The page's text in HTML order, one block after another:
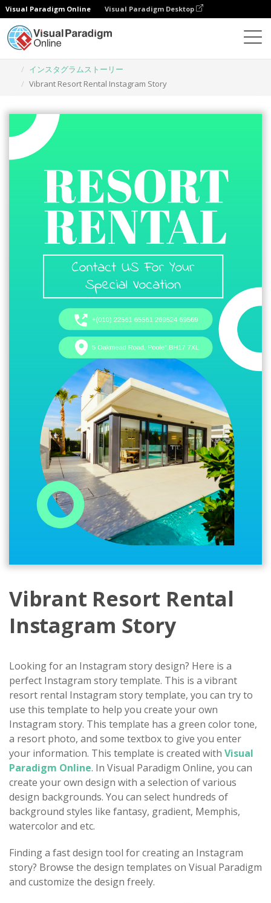
Visual Paradigm Online Visual Paradigm Desktop
インスタグラムストーリー
Vibrant Resort Rental Instagram Story
Vibrant Resort Rental
Instagram Story
Looking for an Instagram story design? Here is a
perfect Instagram story template. This is a vibrant
resort rental Instagram story template, you can try to
use this template to help you create your own
Instagram story. This template has a green color tone,
a resort photo, and some textbox to give you enter
your information. This template is created with Visual
Paradigm Online. In Visual Paradigm Online, you can
create your own design with a selection of various
design backgrounds. You can select hundreds of
background styles like fantasy, gradient, Memphis,
watercolor and etc.
Finding a fast design tool for creating an Instagram
story? Browse the design templates on Visual Paradigm
and customize the design freely.